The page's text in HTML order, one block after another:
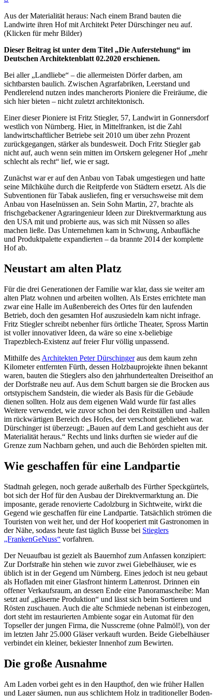
Aus der Materialität heraus: Nach einem Brand bauten die
Landwirte ihren Hof mit Architekt Peter Dürschinger neu auf.
(Klicken für mehr Bilder)
Dieser Beitrag ist unter dem Titel „Die Auferstehung“ im
Deutschen Architektenblatt 02.2020 erschienen.
Bei aller „Landliebe“ – die allermeisten Dörfer darben, am
sichtbarsten baulich. Zwischen Agrarfabriken, Leerstand und
Pendlerelend nutzen indes mancherorts Pioniere die Freiräume, die
sich hier bieten – nicht zuletzt architektonisch.
Einer dieser Pioniere ist Fritz Stiegler, 57, Landwirt in Gonnersdorf
westlich von Nürnberg. Hier, in Mittelfranken, ist die Zahl
landwirtschaftlicher Betriebe seit 2010 um über zehn Prozent
zurückgegangen, stärker als bundesweit. Doch Fritz Stiegler gab
nicht auf, auch wenn sein mitten im Ortskern gelegener Hof „mehr
schlecht als recht“ lief, wie er sagt.
Zunächst war er auf den Anbau von Tabak umgestiegen und hatte
seine Milchkühe durch die Reitpferde von Städtern ersetzt. Als die
Subventionen für Tabak ausliefen, fing er versuchsweise mit dem
Anbau von Haselnüssen an. Sein Sohn Martin, 27, brachte als
frischgebackener Agraringenieur Ideen zur Direktvermarktung aus
den USA mit und probierte aus, was sich mit Nüssen so alles
machen ließe. Das Unternehmen kam in Schwung, Anbaufläche
und Produktpalette expandierten – da brannte 2014 der komplette
Hof ab.
Neustart am alten Platz
Für die drei Generationen der Familie war klar, dass sie weiter am
alten Platz wohnen und arbeiten wollten. Als Erstes errichtete man
zwar eine Halle im Außenbereich des Ortes für den laufenden
Betrieb, doch den gesamten Hof auszusiedeln kam nicht infrage.
Fritz Stiegler schreibt nebenher fürs örtliche Theater, Spross Martin
ist voller innovativer Ideen, da wäre so eine x-beliebige
Trapezblech-Existenz auf freier Flur völlig unpassend.
Mithilfe des Architekten Peter Dürschingeraus dem kaum zehn
Kilometer entfernten Fürth, dessen Holzbauprojekte ihnen bekannt
waren, bauten die Stieglers also den jahrhundertealten Dreiseithof an
der Dorfstraße neu auf. Aus dem Schutt bargen sie die Brocken aus
ortstypischem Sandstein, die wieder als Basis für die Gebäude
dienen sollten. Holz aus dem eigenen Wald wurde für fast alles
Weitere verwendet, wie zuvor schon bei den Reitställen und -hallen
im rückwärtigen Bereich des Hofes, der verschont geblieben war.
Dürschinger ist überzeugt: „Bauen auf dem Land geschieht aus der
Materialität heraus.“ Rechts und links durften sie wieder auf die
Grenze zum Nachbarn gehen, und auch die Behörden spielten mit.
Wie geschaffen für eine Landpartie
Stadtnah gelegen, noch gerade außerhalb des Fürther Speckgürtels,
bot sich der Hof für den Ausbau der Direktvermarktung an. Die
imposante, gerade renovierte Cadolzburg in Sichtweite, wirkt die
Gegend wie geschaffen für eine Landpartie. Tatsächlich strömen die
Touristen von weit her, und der Hof kooperiert mit Gastronomen in
der Nähe, sodass heute fast täglich Busse bei Stieglers
„FrankenGeNuss“ vorfahren.
Der Neuaufbau ist gezielt als Bauernhof zum Anfassen konzipiert:
Zur Dorfstraße hin stehen wie zuvor zwei Giebelhäuser, wie es
üblich ist in der Gegend um Nürnberg. Eines jedoch ist neu gebaut
als Hofladen mit einer Glasfront hinterm Lattenrost. Drinnen ein
offener Verkaufsraum, an dessen Ende eine Panoramascheibe: Man
setzt auf „gläserne Produktion“ und lässt sich beim Sortieren und
Rösten zuschauen. Auch die alte Schmiede nebenan ist einbezogen,
dort steht im restaurierten Ambiente sogar ein Automat für den
Topseller der jungen Firma, die Nusscreme (ohne Palmöl!), von der
im letzten Jahr 25.000 Gläser verkauft wurden. Beide Giebelhäuser
verbindet ein kleiner, bekiester Innenhof zum Bewirten.
Die große Ausnahme
Am Laden vorbei geht es in den Haupthof, den wie früher Hallen
und Lager säumen, nun aus schlichtem Holz in traditioneller Boden-